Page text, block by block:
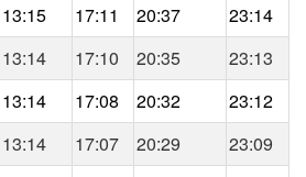
13:15 17:11 20:37
23:14
13:14 17:10 20:35
23:13
13:14 17:08 20:32
23:12
13:14 17:07 20:29
23:09